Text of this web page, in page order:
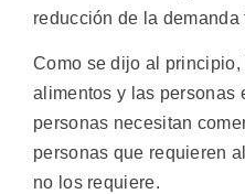
reducción de la demanda
Como se dijo al
alimentos y las personas
personas necesitan
personas que requieren
no los requiere.